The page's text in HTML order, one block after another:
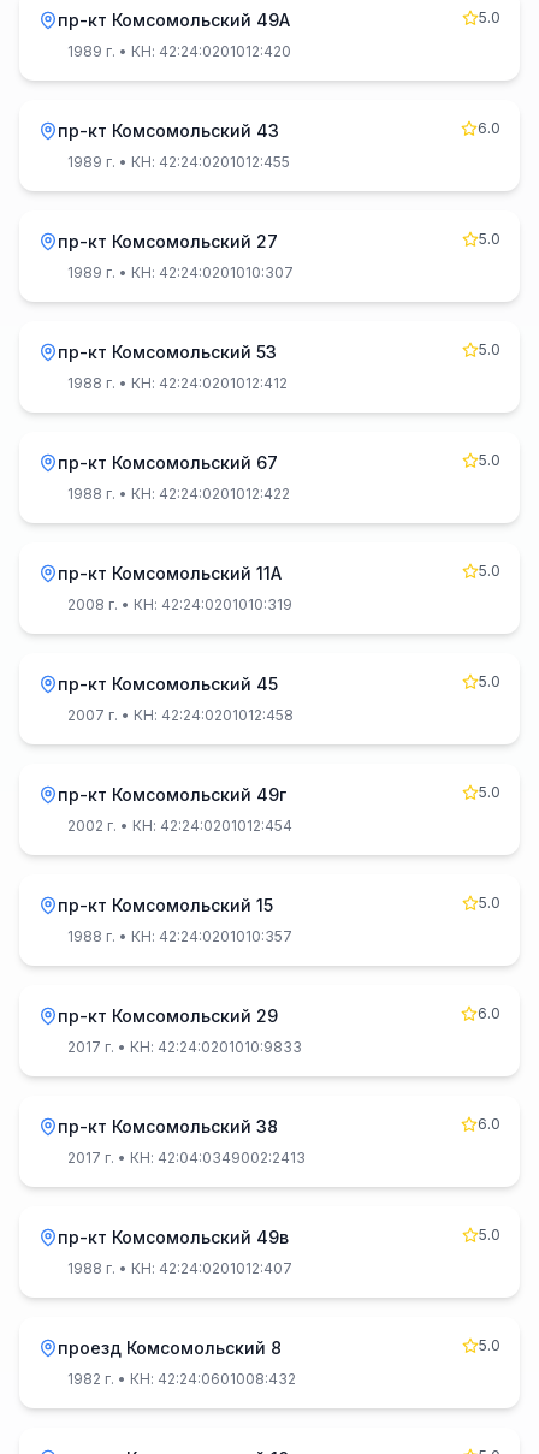
пр-кт Комсомольский 49А
5.0
1989 г. • КН: 42:24:0201012:420
пр-кт Комсомольский 43
6.0
1989 г. • КН: 42:24:0201012:455
пр-кт Комсомольский 27
5.0
1989 г. • КН: 42:24:0201010:307
пр-кт Комсомольский 53
5.0
1988 г. • КН: 42:24:0201012:412
пр-кт Комсомольский 67
5.0
1988 г. • КН: 42:24:0201012:422
пр-кт Комсомольский 11А
5.0
2008 г. • КН: 42:24:0201010:319
пр-кт Комсомольский 45
5.0
2007 г. • КН: 42:24:0201012:458
пр-кт Комсомольский 49г
5.0
2002 г. • КН: 42:24:0201012:454
пр-кт Комсомольский 15
5.0
1988 г. • КН: 42:24:0201010:357
пр-кт Комсомольский 29
6.0
2017 г. • КН: 42:24:0201010:9833
пр-кт Комсомольский 38
6.0
2017 г. • КН: 42:04:0349002:2413
пр-кт Комсомольский 49в
5.0
1988 г. • КН: 42:24:0201012:407
проезд Комсомольский 8
5.0
1982 г. • КН: 42:24:0601008:432